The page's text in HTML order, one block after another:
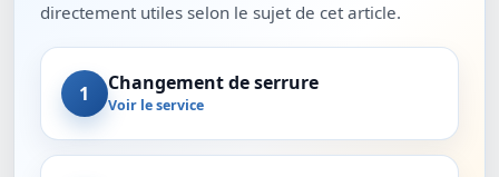
directement utiles selon le sujet de cet article.
1 Changement de serrure
Voir le service